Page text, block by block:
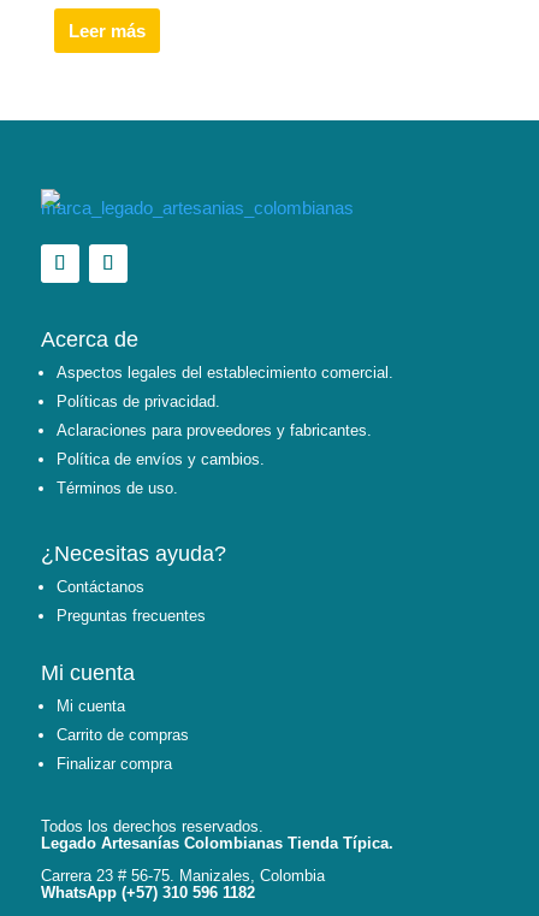
Leer más
Acerca de
Aspectos legales del establecimiento comercial.
Políticas de privacidad.
Aclaraciones para proveedores y fabricantes.
Política de envíos y cambios.
Términos de uso.
¿Necesitas ayuda?
Contáctanos
Preguntas frecuentes
Mi cuenta
Mi cuenta
Carrito de compras
Finalizar compra
Todos los derechos reservados.
Legado Artesanías Colombianas Tienda Típica.
Carrera 23 # 56-75. Manizales, Colombia
WhatsApp (+57) 310 596 1182